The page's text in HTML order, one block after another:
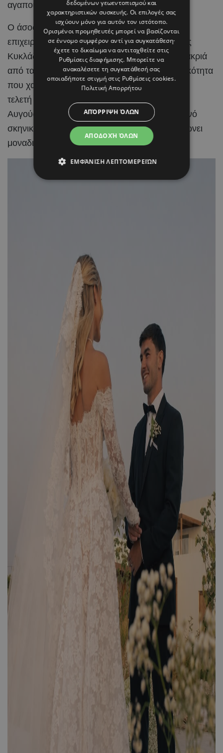
αγαπούν.
Ο άσος της Real Madrid και η Ισπανίδα
επιχειρηματίας και content creator επέλεξαν τις
Κυκλάδες για την ιδιαίτερη αυτή περίσταση, μακριά
από τα φώτα της δημοσιότητας και με διακριτικότητα
που χαρακτηρίζει γενικότερα τη σχέση τους. Η
τελετή πραγματοποιήθηκε την Κυριακή 2
Αυγούστου, μέσα σε ένα ειδυλλιακό καλοκαιρινό
σκηνικό, με το κυκλαδίτικο τοπίο να συμπληρώνει
μοναδικά τη χαρά της ημέρας.
δεδομένων γεωεντοπισμού και
χαρακτηριστικών συσκευής. Οι επιλογές σας
ισχύουν μόνο για αυτόν τον ιστότοπο.
Ορισμένοι προμηθευτές μπορεί να βασίζονται
σε έννομο συμφέρον αντί για συγκατάθεση·
έχετε το δικαίωμα να αντιταχθείτε στις
Ρυθμίσεις διαφήμισης. Μπορείτε να
ανακαλέσετε τη συγκατάθεσή σας
οποιαδήποτε στιγμή στις Ρυθμίσεις cookies.
Πολιτική Απορρήτου
ΑΠΟΔΟΧΉ ΌΛΩΝ
ΑΠΌΡΡΙΨΗ ΌΛΩΝ
ΕΜΦΆΝΙΣΗ ΛΕΠΤΟΜΕΡΕΙΏΝ